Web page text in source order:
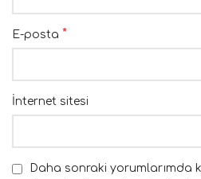
E-posta *
İnternet sitesi
Daha sonraki yorumlarımda